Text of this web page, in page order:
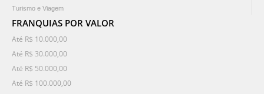
Turismo e Viagem
FRANQUIAS POR VALOR
Até R$ 10.000,00
Até R$ 30.000,00
Até R$ 50.000,00
Até R$ 100.000,00